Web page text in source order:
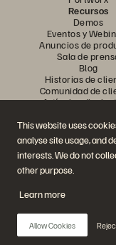
This website uses
analyse site usage, and
interests. We do not
other purpose.
Learn more
Allow Cookies
Recursos
Demos
Eventos y
Anuncios de
Sala de
Blog
Historias de
Comunidad de
Artículos
Siga las
© 2026
Política de